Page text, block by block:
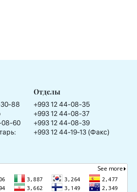
88
08-60
Отделы
+993 12 44-08-35
+993 12 44-08-37
+993 12 44-08-39
+993 12 44-19-13 (Факс)